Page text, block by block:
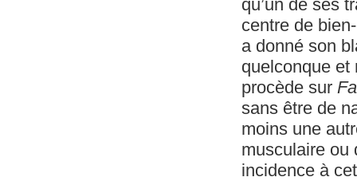
qu’un de ses
centre de
a donné son
quelconque et
procède sur
sans être de
moins une
musculaire ou
incidence à